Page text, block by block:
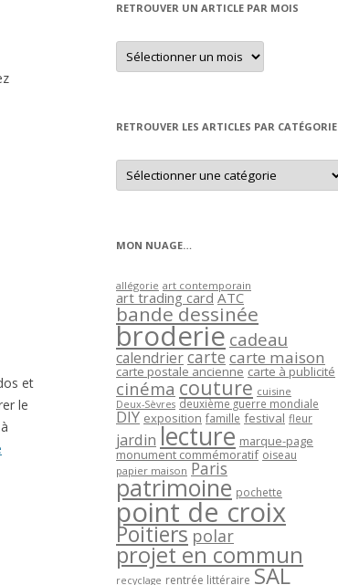
et
le
RETROUVER UN ARTICLE PAR MOIS
Retrouver
un
article
RETROUVER LES ARTICLES PAR CATÉGORIE
Retrouver
les
articles
MON NUAGE…
allégorie art contemporain
art trading card ATC
bande dessinée
broderie cadeau
calendriercartecarte maison
carte postale ancienne carte à publicité
cinéma couture cuisine
Deux-Sèvres deuxième guerre mondiale
DIY exposition famille festival fleur
jardin lecture marque-page
monument commémoratif oiseau
papier maison Paris
patrimoine pochette
point de croix
Poitiers polar
projet en commun
recyclage rentrée littéraire SAL